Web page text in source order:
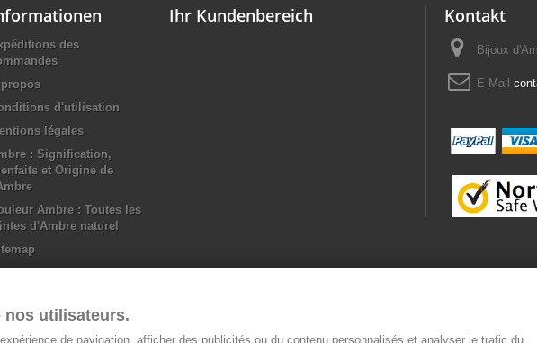
des
d'utilisation
légales
: Signification,
et Origine de
Ambre : Toutes les
d'Ambre naturel
Ihr Kundenbereich Kontakt
Bijoux
E-Mail
nos utilisateurs.
de navigation, afficher des publicités ou du contenu personnalisés et analyser le trafic du